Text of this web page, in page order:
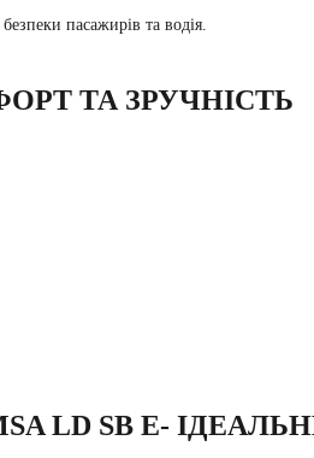
пасажирів та водія.
ТА ЗРУЧНІСТЬ
LD SB E-